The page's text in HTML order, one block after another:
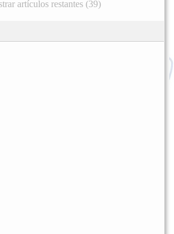
artículos restantes (39)